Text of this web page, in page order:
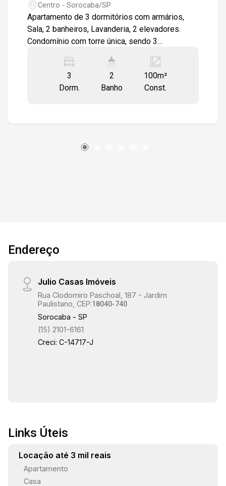
11:30
12:00
14:00
14:30
16:00
Centro - Sorocaba/SP
Apartamento de 3 dormitórios com armários,
Sala, 2 banheiros, Lavanderia, 2 elevadores.
Condomínio com torre única, sendo 3
churrasqueira, vista livre ampla.
3
Dorm.
2
Banho
100m²
Const.
Endereço
Julio Casas Imóveis
Rua Clodomiro Paschoal, 187 - Jardim
Paulistano, CEP:18040-740
Sorocaba - SP
(15) 2101-6161
Creci: C-14717-J
Links Úteis
Locação até 3 mil reais
Apartamento
Casa